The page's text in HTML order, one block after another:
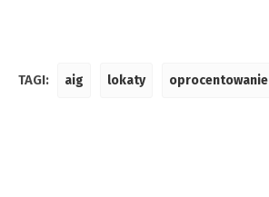
TAGI: aig lokaty oprocentowanie